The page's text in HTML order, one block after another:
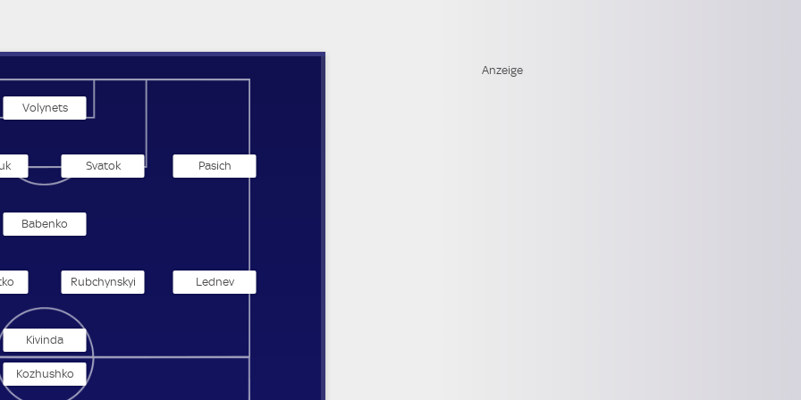
Volynets
Svatok Pasich
Babenko
Rubchynskyi Lednev
Kivinda
Kozhushko